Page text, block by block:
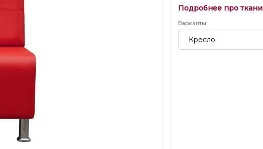
Подробнее про ткани
Варианты:
Кресло